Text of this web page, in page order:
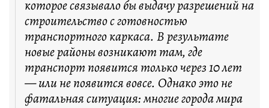
которое связывало бы выдачу разрешений на
строительство с готовностью
транспортного каркаса. В результате
новые районы возникают там, где
транспорт появится только через 10 лет
— или не появится вовсе. Однако это не
фатальная ситуация: многие города мира